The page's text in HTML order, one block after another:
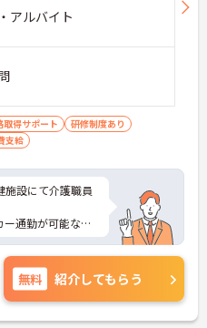
アルバイト
取得サポート
研修制度あり
支給
施設にて介護職員
通勤が可能なた
ントなど、さらに
にご相談くださ
無料 紹介してもらう